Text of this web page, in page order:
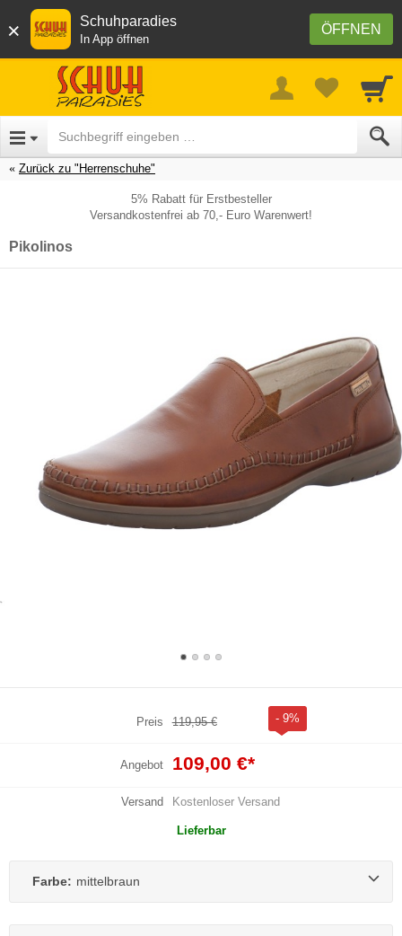
× ÖFFNEN
Schuhparadies
In App öffnen
Zurück zu "Herrenschuhe"
5% Rabatt für Erstbesteller
Versandkostenfrei ab 70,- Euro Warenwert!
Pikolinos
Preis 119,95 € - 9%
Angebot 109,00 €*
Versand Kostenloser Versand
Lieferbar
Farbe: mittelbraun